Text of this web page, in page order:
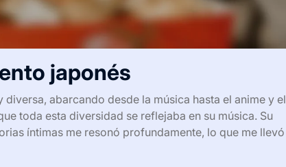
japonés
abarcando desde la música hasta el anime y el
toda esta diversidad se reflejaba en su música. Su
íntimas me resonó profundamente, lo que me llevó